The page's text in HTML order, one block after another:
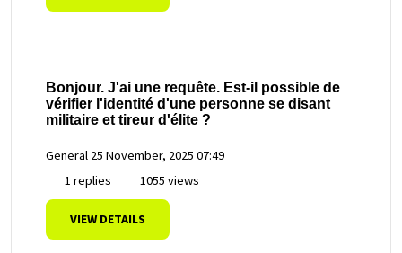
Bonjour. J'ai une requête. Est-il possible de
vérifier l'identité d'une personne se disant
militaire et tireur d'élite ?
General 25 November, 2025 07:49
1 replies
1055 views
VIEW DETAILS